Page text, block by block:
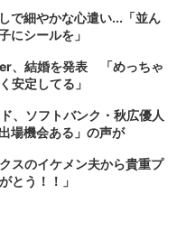
で細やかな心遣い...「並ん
にシールを」
、結婚を発表 「めっちゃ
安定してる」
、ソフトバンク・秋広優人
場機会ある」の声が
スのイケメン夫から貴重プ
とう！！」